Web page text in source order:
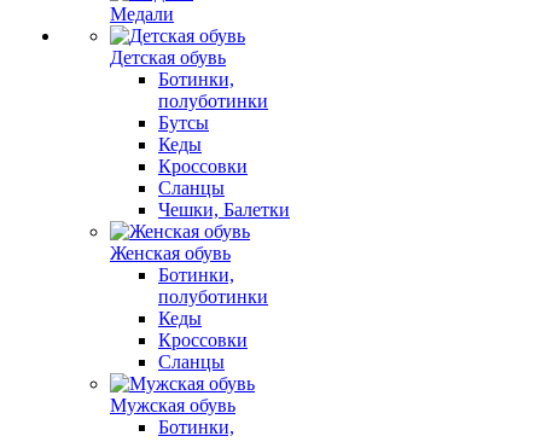
Медали
Детская обувь
Ботинки,
полуботинки
Бутсы
Кеды
Кроссовки
Сланцы
Чешки, Балетки
Женская обувь
Ботинки,
полуботинки
Кеды
Кроссовки
Сланцы
Мужская обувь
Ботинки,